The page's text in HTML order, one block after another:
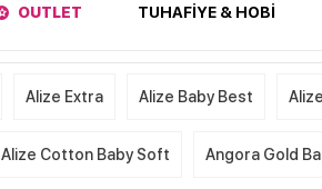
OUTLET TUHAFIYE & HOBI
Alize Extra Alize Baby Best
Alize Cotton Baby Soft Angora Gold